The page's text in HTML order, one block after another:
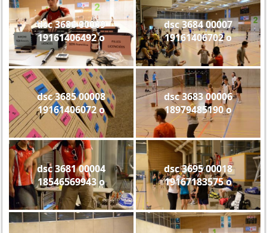
dsc 3686 00009
19161406492 o
dsc 3684 00007
19161406702 o
dsc 3685 00008
19161406072 o
dsc 3683 00006
18979485190 o
dsc 3681 00004
18546569943 o
dsc 3695 00018
19167183575 o